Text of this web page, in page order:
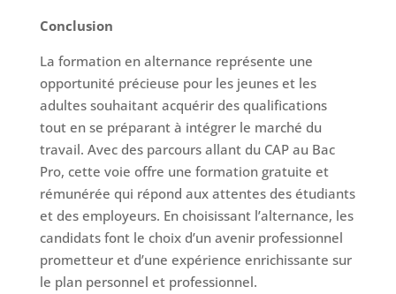
Conclusion
La formation en alternance représente une
opportunité précieuse pour les jeunes et les
adultes souhaitant acquérir des qualifications
tout en se préparant à intégrer le marché du
travail. Avec des parcours allant du CAP au Bac
Pro, cette voie offre une formation gratuite et
rémunérée qui répond aux attentes des étudiants
et des employeurs. En choisissant l’alternance, les
candidats font le choix d’un avenir professionnel
prometteur et d’une expérience enrichissante sur
le plan personnel et professionnel.